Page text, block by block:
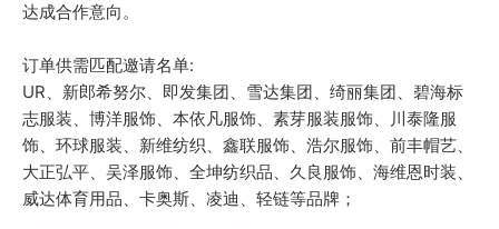
达成合作意向。
订单供需匹配邀请名单:
UR、新郎希努尔、即发集团、雪达集团、绮丽集团、碧海标
志服装、博洋服饰、本依凡服饰、素芽服装服饰、川泰隆服
饰、环球服装、新维纺织、鑫联服饰、浩尔服饰、前丰帽艺、
大正弘平、吴泽服饰、全坤纺织品、久良服饰、海维恩时装、
威达体育用品、卡奥斯、凌迪、轻链等品牌；